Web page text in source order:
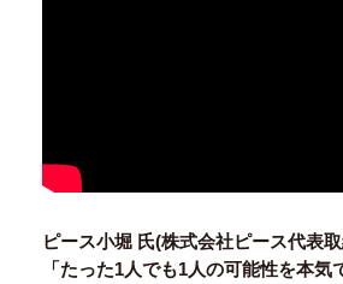
ピース小堀 氏(株式会社ピース代表
「たった1人でも1人の可能性を本気